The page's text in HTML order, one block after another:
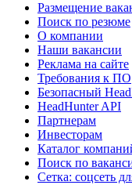
Размещение
Поиск по резюме
О компании
Наши вакансии
Реклама на сайте
Требования к ПО
Безопасный
HeadHunter API
Партнерам
Инвесторам
Каталог
Поиск по
Сетка: соцсеть